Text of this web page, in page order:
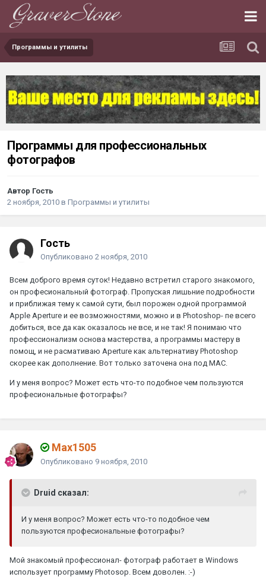
Программы и утилиты
Программы для профессиональных
фотографов
Автор Гость
2 ноября, 2010 в Программы и утилиты
Гость
Опубликовано 2 ноября, 2010
Всем доброго время суток! Недавно встретил старого знакомого,
он професиональный фотограф. Пропуская лишьние подробности
и приближая тему к самой сути, был порожен одной программой
Apple Aperture и ее возможностями, можно и в Photoshop- пе всего
добиться, все да как оказалось не все, и не так! Я понимаю что
профессионализм основа мастерства, а программы мастеру в
помощ, и не расмативаю Aperture как альтернативу Photoshop
скорее как дополнение. Вот только заточена она под MAC.
И у меня вопрос? Может есть что-то подобное чем пользуются
професиональные фотографы?
Max1505
Опубликовано 9 ноября, 2010
Druid сказал:
И у меня вопрос? Может есть что-то подобное чем
пользуются професиональные фотографы?
Мой знакомый профессионал- фотограф работает в Windows
использует программу Photosop. Всем доволен. :-)